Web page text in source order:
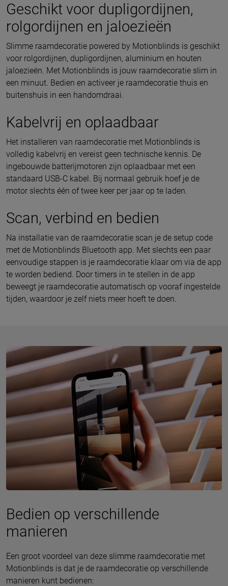
Geschikt voor dupligordijnen,
rolgordijnen en jaloezieën
Slimme raamdecoratie powered by Motionblinds is geschikt
voor rolgordijnen, dupligordijnen, aluminium en houten
jaloezieën. Met Motionblinds is jouw raamdecoratie slim in
een minuut. Bedien en activeer je raamdecoratie thuis en
buitenshuis in een handomdraai.
Kabelvrij en oplaadbaar
Het installeren van raamdecoratie met Motionblinds is
volledig kabelvrij en vereist geen technische kennis. De
ingebouwde batterijmotoren zijn oplaadbaar met een
standaard USB-C kabel. Bij normaal gebruik hoef je de
motor slechts één of twee keer per jaar op te laden.
Scan, verbind en bedien
Na installatie van de raamdecoratie scan je de setup code
met de Motionblinds Bluetooth app. Met slechts een paar
eenvoudige stappen is je raamdecoratie klaar om via de app
te worden bediend. Door timers in te stellen in de app
beweegt je raamdecoratie automatisch op vooraf ingestelde
tijden, waardoor je zelf niets meer hoeft te doen.
Bedien op verschillende
manieren
Een groot voordeel van deze slimme raamdecoratie met
Motionblinds is dat je de raamdecoratie op verschillende
manieren kunt bedienen: